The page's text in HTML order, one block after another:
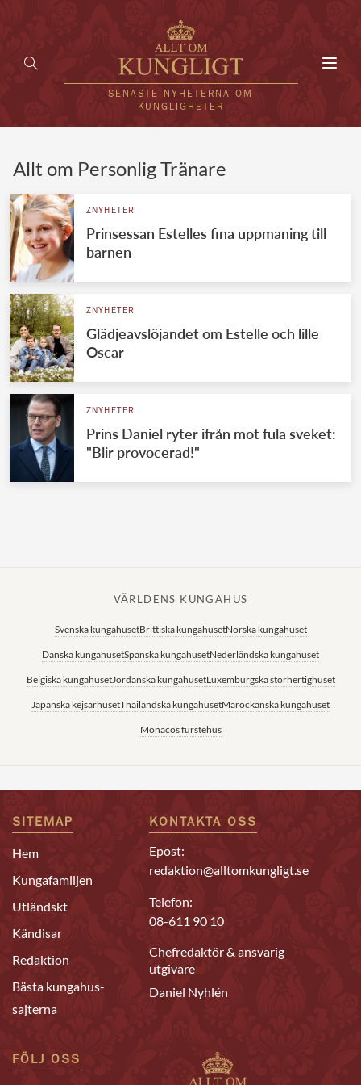
SENASTE NYHETERNA OM
KUNGLIGHETER
UTLÄNDSKT
VÄRLDENS KUNGAHUS
Svenska kungahuset
Danska kungahuset
Spanska kungahuset
REDAKTION
Allt om Personlig Tränare
ZNYHETER
Prinsessan Estelles fina uppmaning till
barnen
ZNYHETER
Glädjeavslöjandet om Estelle och lille
Oscar
ZNYHETER
Prins Daniel ryter ifrån mot fula sveket:
"Blir provocerad!"
VÄRLDENS KUNGAHUS
Svenska kungahusetBrittiska kungahusetNorska kungahuset
Danska kungahusetSpanska kungahusetNederländska kungahuset
Belgiska kungahusetJordanska kungahusetLuxemburgska storhertighuset
Japanska kejsarhusetThailändska kungahusetMarockanska kungahuset
Monacos furstehus
SITEMAP
Hem
Kungafamiljen
Utländskt
Kändisar
Redaktion
Bästa kungahus-
sajterna
KONTAKTA OSS
Epost:
redaktion@alltomkungligt.se
Telefon:
08-611 90 10
Chefredaktör & ansvarig
utgivare
Daniel Nyhlén
FÖLJ OSS